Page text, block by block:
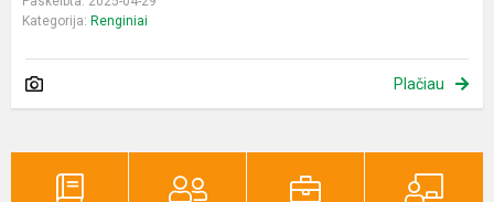
Kategorija: Renginiai
Plačiau